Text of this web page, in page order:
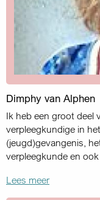
Dimphy van Alphen
Ik heb een groot deel
verpleeg­kundige in
(jeugd)gevangenis,
verpleegkunde en
Lees meer